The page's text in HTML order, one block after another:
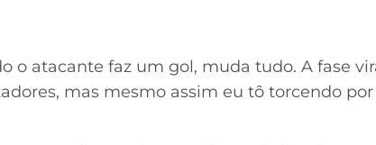
o atacante faz um gol, muda tudo. A fase
mas mesmo assim eu tô torcendo por